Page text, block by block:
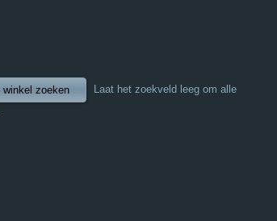
Laat het zoekveld leeg om alle